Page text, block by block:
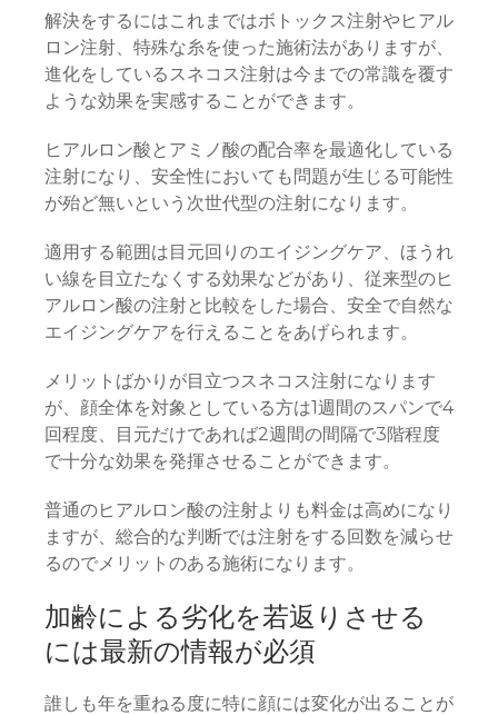
解決をするにはこれまではボトックス注射やヒアル
ロン注射、特殊な糸を使った施術法がありますが、
進化をしているスネコス注射は今までの常識を覆す
ような効果を実感することができます。
ヒアルロン酸とアミノ酸の配合率を最適化している
注射になり、安全性においても問題が生じる可能性
が殆ど無いという次世代型の注射になります。
適用する範囲は目元回りのエイジングケア、ほうれ
い線を目立たなくする効果などがあり、従来型のヒ
アルロン酸の注射と比較をした場合、安全で自然な
エイジングケアを行えることをあげられます。
メリットばかりが目立つスネコス注射になります
が、顔全体を対象としている方は1週間のスパンで4
回程度、目元だけであれば2週間の間隔で3階程度
で十分な効果を発揮させることができます。
普通のヒアルロン酸の注射よりも料金は高めになり
ますが、総合的な判断では注射をする回数を減らせ
るのでメリットのある施術になります。
加齢による劣化を若返りさせる
には最新の情報が必須
誰しも年を重ねる度に特に顔には変化が出ることが